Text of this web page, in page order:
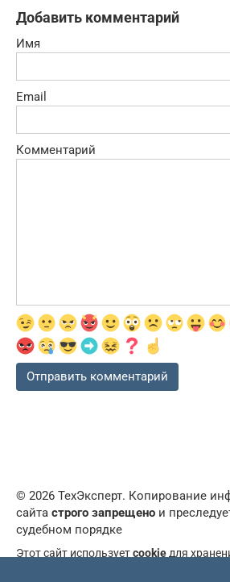
Добавить комментарий
Имя
Email
Комментарий
© 2026 ТехЭксперт. Копирование
сайта строго запрещено и
судебном порядке
Этот сайт используетcookieдля